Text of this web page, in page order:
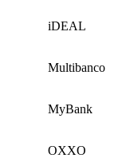
iDEAL
Multibanco
MyBank
OXXO